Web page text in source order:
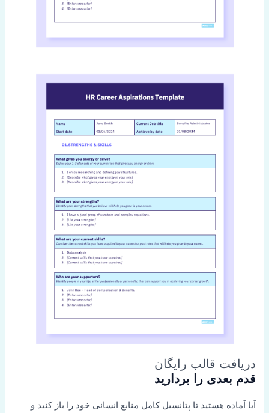
دریافت قالب رایگان
قدم بعدی را بردارید
آیا آماده هستید تا پتانسیل کامل منابع انسانی خود را باز کنید و